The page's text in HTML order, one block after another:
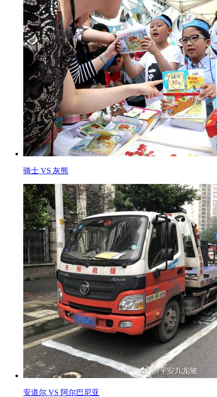
骑士 VS 灰熊
安道尔 VS 阿尔巴尼亚